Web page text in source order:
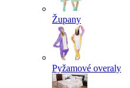
Župany
Pyžamové overaly